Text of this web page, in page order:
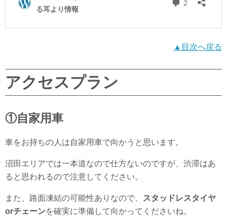
▲目次へ戻る
アクセスプラン
①自家用車
車をお持ちの人は自家用車で向かうと思います。
沼田エリアでは一本道なので仕方ないのですが、渋滞はあ
ると思われるので注意してください。
また、路面凍結の可能性ありなので、
スタッドレスタイヤ
orチェーンを確実に準備して向かってくださいね。